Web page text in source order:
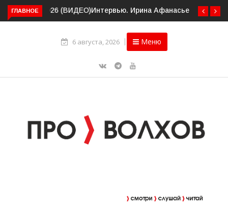
ГЛАВНОЕ
Интервью. Ирина Афанасьева о социальном контракте
6 августа, 2026